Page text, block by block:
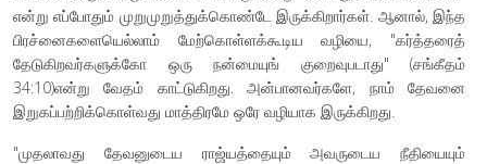
என்று எப்போதும் முறுமுறுத்துக்கொண்டே இருக்கிறார்கள். ஆனால், இந்த
பிரச்னைகளையெல்லாம் மேற்கொள்ளக்கூடிய வழியை, "கர்த்தரைத்
தேடுகிறவர்களுக்கோ ஒரு நன்மையுங் குறைவுபடாது" (சங்கீதம்
34:10)என்று வேதம் காட்டுகிறது. அன்பானவர்களே, நாம் தேவனை
இறுகப்பற்றிக்கொள்வது மாத்திரமே ஒரே வழியாக இருக்கிறது.
"முதலாவது தேவனுடைய ராஜ்யத்தையும் அவருடைய நீதியையும்